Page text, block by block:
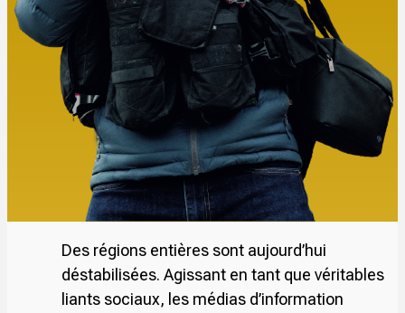
Des régions entières sont aujourd’hui
déstabilisées. Agissant en tant que véritables
liants sociaux, les médias d’information